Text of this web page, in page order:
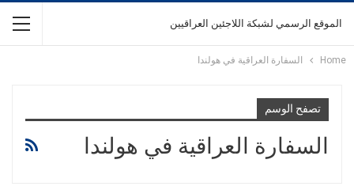
الموقع الرسمي لشبكة اللاجئين العراقيين
Home السفارة العراقية في هولندا
تصفح الوسم
السفارة العراقية في هولندا